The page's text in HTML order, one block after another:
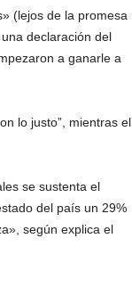
(lejos de la promesa
declaración del
a ganarle a
lo justo”, mientras el
se sustenta el
del país un 29%
según explica el